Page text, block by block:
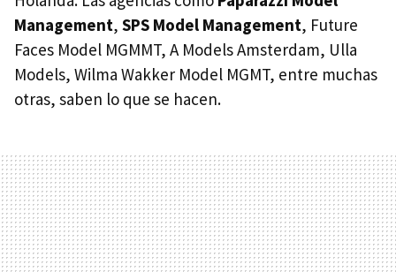
Management, SPS Model Management, Future
Faces Model MGMMT, A Models Amsterdam, Ulla
Models, Wilma Wakker Model MGMT, entre muchas
otras, saben lo que se hacen.